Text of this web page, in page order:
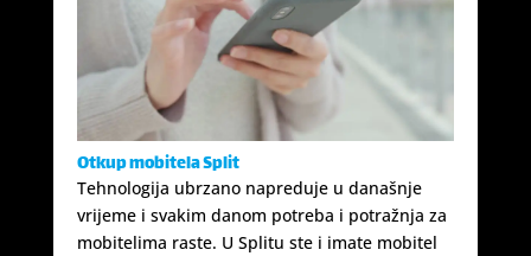
Otkup mobitela Split
Tehnologija ubrzano napreduje u današnje
vrijeme i svakim danom potreba i potražnja za
mobitelima raste. U Splitu ste i imate mobitel